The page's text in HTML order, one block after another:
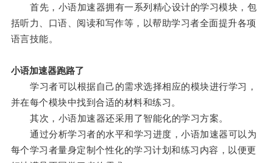
首先，小语加速器拥有一系列精心设计的学习模块，包
括听力、口语、阅读和写作等，以帮助学习者全面提升各项
语言技能。
小语加速器跑路了
学习者可以根据自己的需求选择相应的模块进行学习，
并在每个模块中找到合适的材料和练习。
其次，小语加速器还采用了智能化的学习方案。
通过分析学习者的水平和学习进度，小语加速器可以为
每个学习者量身定制个性化的学习计划和练习内容，以便更